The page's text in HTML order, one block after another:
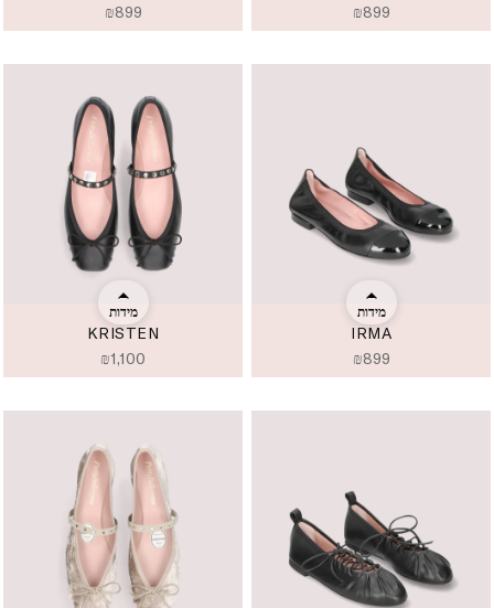
₪899
₪899
KRISTEN
₪1,100
מידות
IRMA
₪899
מידות